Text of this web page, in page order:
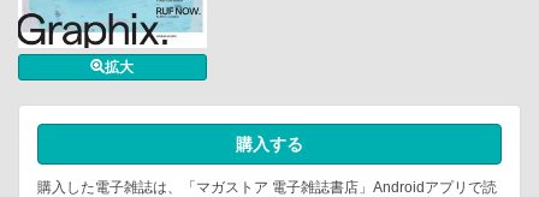
拡大
購入する
購入した電子雑誌は、「マガストア 電子雑誌書店」Androidアプリで読